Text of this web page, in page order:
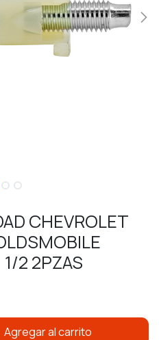
CHEVROLET
2 2PZAS
Agregar al carrito